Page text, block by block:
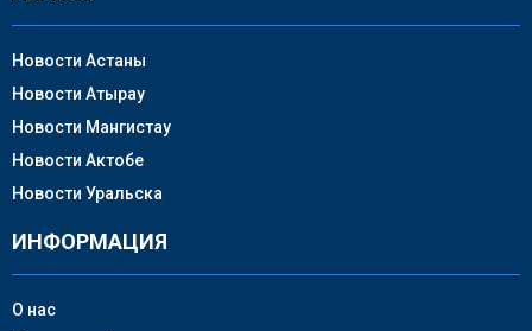
Новости Астаны
Новости Атырау
Новости Мангистау
Новости Актобе
Новости Уральска
ИНФОРМАЦИЯ
О нас